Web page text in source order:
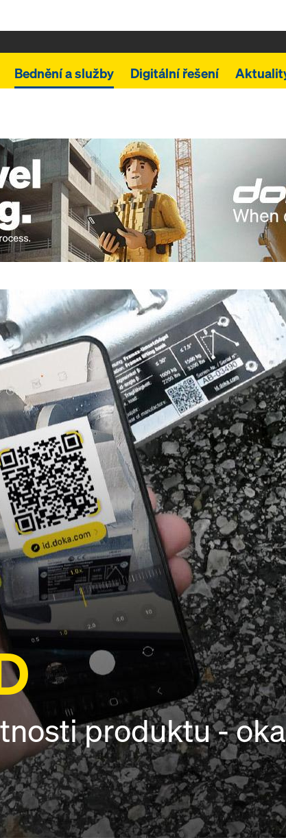
Bednění a služby Digitální řešení
produktu -